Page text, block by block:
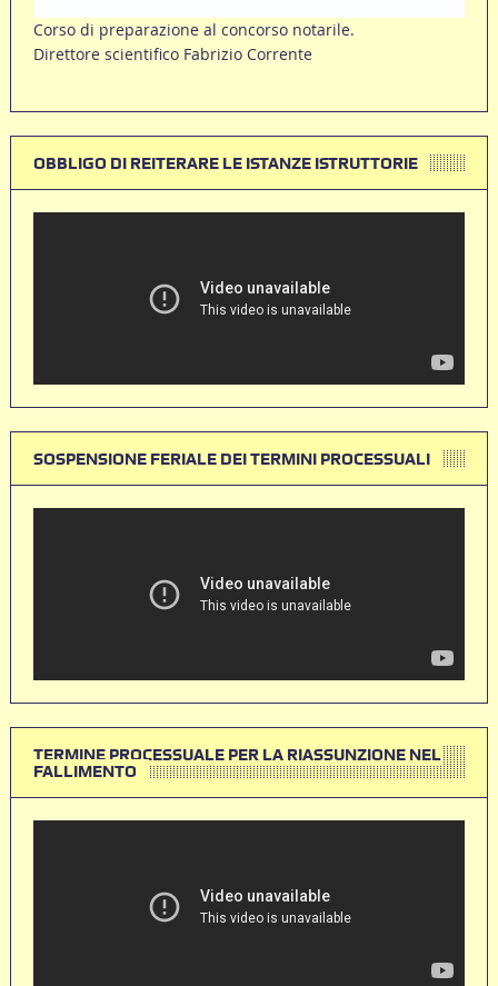
Corso di preparazione al concorso notarile.
Direttore scientifico Fabrizio Corrente
OBBLIGO DI REITERARE LE ISTANZE ISTRUTTORIE
SOSPENSIONE FERIALE DEI TERMINI PROCESSUALI
TERMINE PROCESSUALE PER LA RIASSUNZIONE NEL
FALLIMENTO